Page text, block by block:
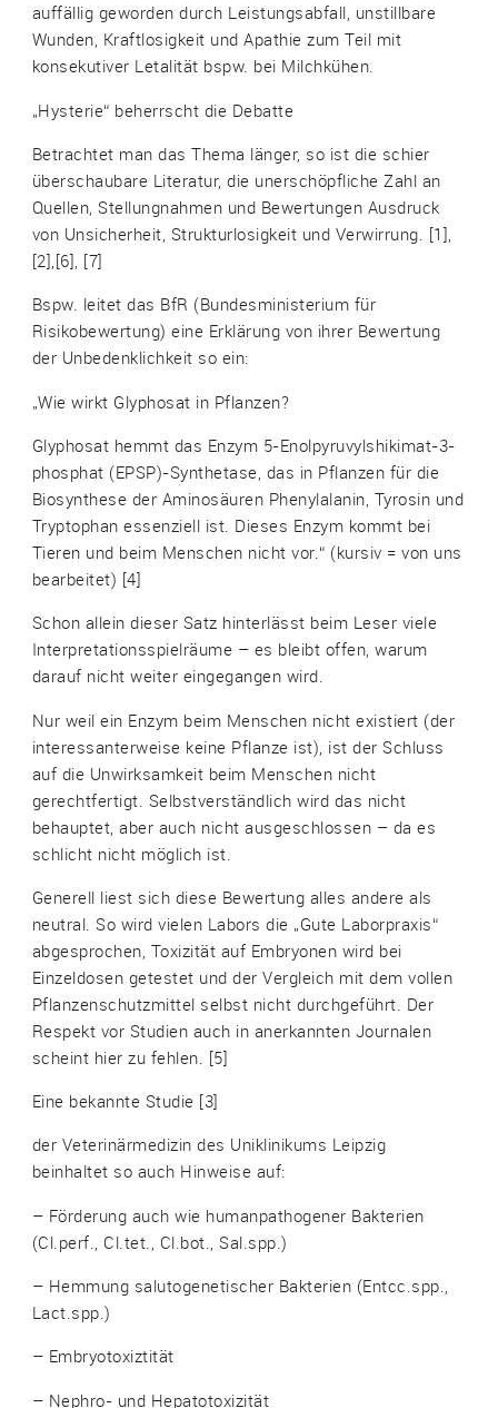
auffällig geworden durch Leistungsabfall, unstillbare
Wunden, Kraftlosigkeit und Apathie zum Teil mit
konsekutiver Letalität bspw. bei Milchkühen.
„Hysterie“ beherrscht die Debatte
Betrachtet man das Thema länger, so ist die schier
überschaubare Literatur, die unerschöpfliche Zahl an
Quellen, Stellungnahmen und Bewertungen Ausdruck
von Unsicherheit, Strukturlosigkeit und Verwirrung. [1],
[2],[6], [7]
Bspw. leitet das BfR (Bundesministerium für
Risikobewertung) eine Erklärung von ihrer Bewertung
der Unbedenklichkeit so ein:
„Wie wirkt Glyphosat in Pflanzen?
Glyphosat hemmt das Enzym 5-Enolpyruvylshikimat-3-
phosphat (EPSP)-Synthetase, das in Pflanzen für die
Biosynthese der Aminosäuren Phenylalanin, Tyrosin und
Tryptophan essenziell ist. Dieses Enzym kommt bei
Tieren und beim Menschen nicht vor.“ (kursiv = von uns
bearbeitet) [4]
Schon allein dieser Satz hinterlässt beim Leser viele
Interpretationsspielräume – es bleibt offen, warum
darauf nicht weiter eingegangen wird.
Nur weil ein Enzym beim Menschen nicht existiert (der
interessanterweise keine Pflanze ist), ist der Schluss
auf die Unwirksamkeit beim Menschen nicht
gerechtfertigt. Selbstverständlich wird das nicht
behauptet, aber auch nicht ausgeschlossen – da es
schlicht nicht möglich ist.
Generell liest sich diese Bewertung alles andere als
neutral. So wird vielen Labors die „Gute Laborpraxis“
abgesprochen, Toxizität auf Embryonen wird bei
Einzeldosen getestet und der Vergleich mit dem vollen
Pflanzenschutzmittel selbst nicht durchgeführt. Der
Respekt vor Studien auch in anerkannten Journalen
scheint hier zu fehlen. [5]
Eine bekannte Studie [3]
der Veterinärmedizin des Uniklinikums Leipzig
beinhaltet so auch Hinweise auf:
– Förderung auch wie humanpathogener Bakterien
(Cl.perf., Cl.tet., Cl.bot., Sal.spp.)
– Hemmung salutogenetischer Bakterien (Entcc.spp.,
Lact.spp.)
– Embryotoxiztität
– Nephro- und Hepatotoxizität